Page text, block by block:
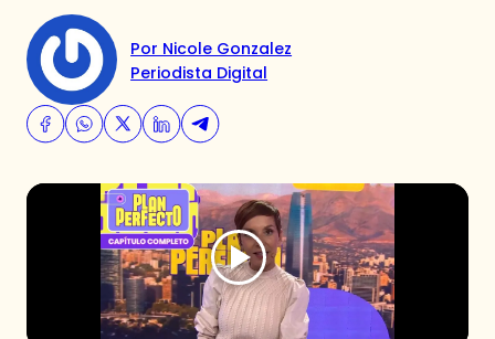
Por Nicole Gonzalez
Periodista Digital
Programas
Club De La Comedia
Contigo en Directo
Plan Perfecto